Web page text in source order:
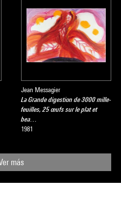
Jean Messagier
La Grande digestion de 3000 mille-
feuilles, 25 œufs sur le plat et
bea…
1981
más